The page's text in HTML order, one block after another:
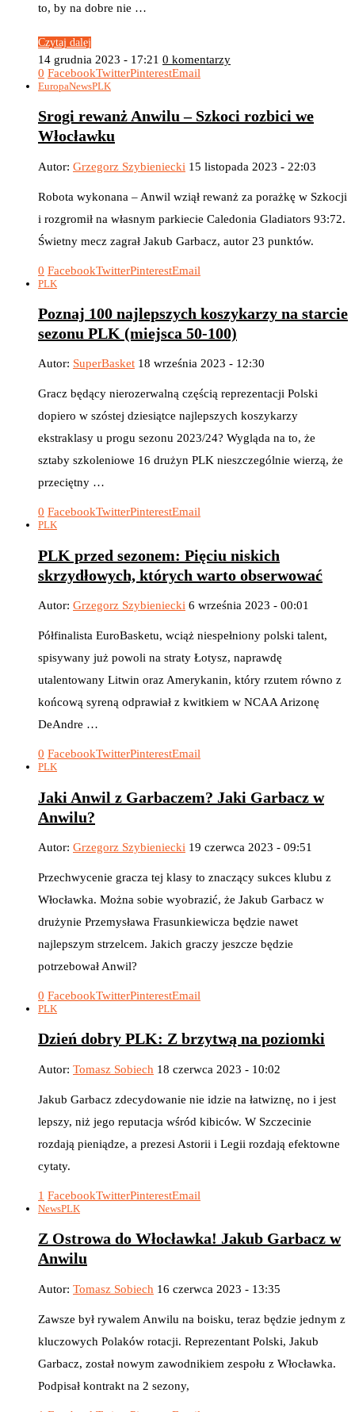
to, by na dobre nie …
Czytaj dalej
14 grudnia 2023 - 17:21 0 komentarzy
0 FacebookTwitterPinterestEmail
EuropaNewsPLK
Srogi rewanż Anwilu – Szkoci rozbici we
Włocławku
Autor: Grzegorz Szybieniecki 15 listopada 2023 - 22:03
Robota wykonana – Anwil wziął rewanż za porażkę w Szkocji
i rozgromił na własnym parkiecie Caledonia Gladiators 93:72.
Świetny mecz zagrał Jakub Garbacz, autor 23 punktów.
0 FacebookTwitterPinterestEmail
PLK
Poznaj 100 najlepszych koszykarzy na starcie
sezonu PLK (miejsca 50-100)
Autor: SuperBasket 18 września 2023 - 12:30
Gracz będący nierozerwalną częścią reprezentacji Polski
dopiero w szóstej dziesiątce najlepszych koszykarzy
ekstraklasy u progu sezonu 2023/24? Wygląda na to, że
sztaby szkoleniowe 16 drużyn PLK nieszczególnie wierzą, że
przeciętny …
0 FacebookTwitterPinterestEmail
PLK
PLK przed sezonem: Pięciu niskich
skrzydłowych, których warto obserwować
Autor: Grzegorz Szybieniecki 6 września 2023 - 00:01
Półfinalista EuroBasketu, wciąż niespełniony polski talent,
spisywany już powoli na straty Łotysz, naprawdę
utalentowany Litwin oraz Amerykanin, który rzutem równo z
końcową syreną odprawiał z kwitkiem w NCAA Arizonę
DeAndre …
0 FacebookTwitterPinterestEmail
PLK
Jaki Anwil z Garbaczem? Jaki Garbacz w
Anwilu?
Autor: Grzegorz Szybieniecki 19 czerwca 2023 - 09:51
Przechwycenie gracza tej klasy to znaczący sukces klubu z
Włocławka. Można sobie wyobrazić, że Jakub Garbacz w
drużynie Przemysława Frasunkiewicza będzie nawet
najlepszym strzelcem. Jakich graczy jeszcze będzie
potrzebował Anwil?
0 FacebookTwitterPinterestEmail
PLK
Dzień dobry PLK: Z brzytwą na poziomki
Autor: Tomasz Sobiech 18 czerwca 2023 - 10:02
Jakub Garbacz zdecydowanie nie idzie na łatwiznę, no i jest
lepszy, niż jego reputacja wśród kibiców. W Szczecinie
rozdają pieniądze, a prezesi Astorii i Legii rozdają efektowne
cytaty.
1 FacebookTwitterPinterestEmail
NewsPLK
Z Ostrowa do Włocławka! Jakub Garbacz w
Anwilu
Autor: Tomasz Sobiech 16 czerwca 2023 - 13:35
Zawsze był rywalem Anwilu na boisku, teraz będzie jednym z
kluczowych Polaków rotacji. Reprezentant Polski, Jakub
Garbacz, został nowym zawodnikiem zespołu z Włocławka.
Podpisał kontrakt na 2 sezony,